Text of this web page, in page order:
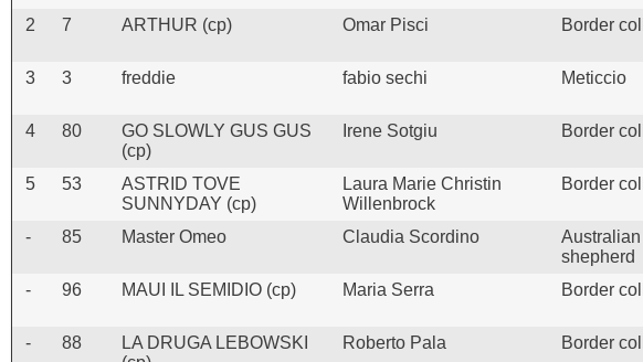
2 7 ARTHUR (cp) Omar Pisci Border
3
3 freddie fabio sechi Meticcio
4
80
GO SLOWLY GUS GUS
(cp)
Irene Sotgiu Border
5
53
ASTRID TOVE
SUNNYDAY (cp)
Laura Marie Christin
Willenbrock
Border
-
85 Master Omeo Claudia Scordino
Australian
shepherd
- 96 MAUI IL SEMIDIO (cp) Maria Serra Border
- 88
LA DRUGA LEBOWSKI
Roberto Pala Border